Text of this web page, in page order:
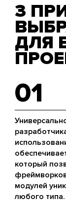
3
ДЛЯ
01
который
модулей
любого